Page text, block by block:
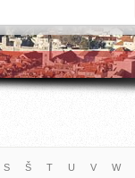
S Š T U V W